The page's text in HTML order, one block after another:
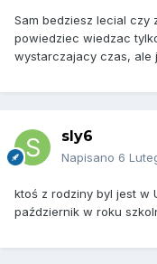
Sam bedziesz lecial czy
powiedziec wiedzac
wystarczajacy czas, ale
sly6
Napisano 6
ktoś z rodziny byl jest w
październik w roku